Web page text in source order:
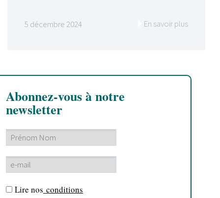
5 décembre 2024 En savoir plus
Abonnez-vous à notre
newsletter
Lire nos conditions